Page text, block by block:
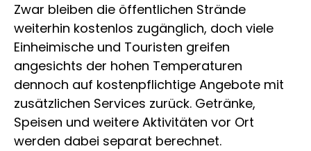
Zwar bleiben die öffentlichen Strände
weiterhin kostenlos zugänglich, doch viele
Einheimische und Touristen greifen
angesichts der hohen Temperaturen
dennoch auf kostenpflichtige Angebote mit
zusätzlichen Services zurück. Getränke,
Speisen und weitere Aktivitäten vor Ort
werden dabei separat berechnet.